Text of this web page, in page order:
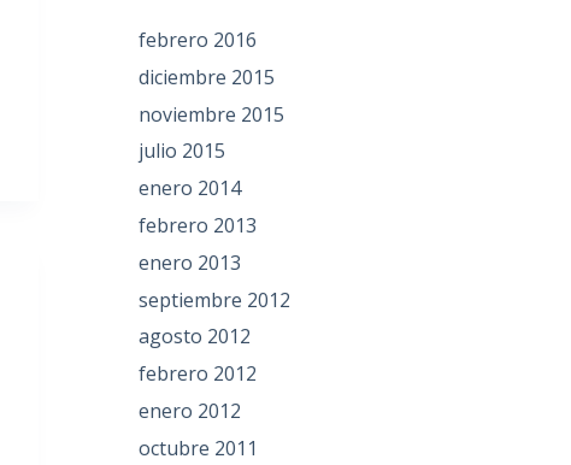
febrero 2016
diciembre 2015
noviembre 2015
julio 2015
enero 2014
febrero 2013
enero 2013
septiembre 2012
agosto 2012
febrero 2012
enero 2012
octubre 2011